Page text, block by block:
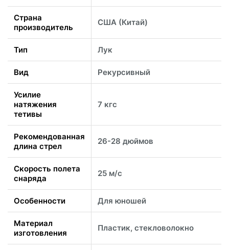
Страна
производитель
США (Китай)
Тип Лук
Вид Рекурсивный
Усилие
натяжения
тетивы
7 кгс
Рекомендованная
длина стрел
26-28 дюймов
Скорость полета
снаряда
25 м/с
Особенности Для юношей
Материал
изготовления
Пластик, стекловолокно